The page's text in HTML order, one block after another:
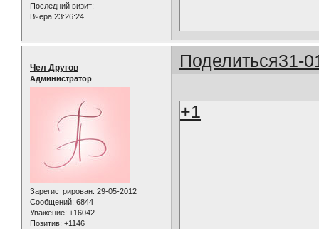
Последний визит:
Вчера 23:26:24
Поделиться31-
Чел Другов
Администратор
Зарегистрирован: 29-05-2012
Сообщений: 6844
Уважение: +16042
Позитив: +1146
+1